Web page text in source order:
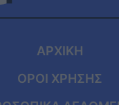
ΑΡΧΙΚΗ
ΟΡΟΙ ΧΡΗΣΗΣ